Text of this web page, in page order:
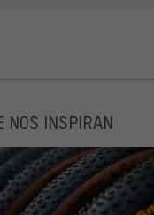
NOS INSPIRAN